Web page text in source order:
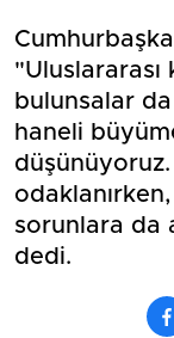
bulunsalar
haneli
sorunlara da
dedi.